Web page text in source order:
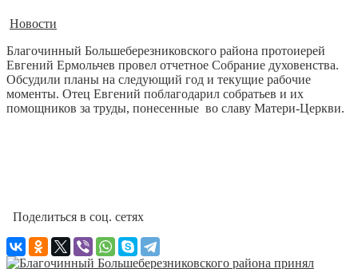
Новости
Благочинный Большеберезниковского района протоиерей
Евгений Ермольчев провел отчетное Собрание духовенства.
Обсудили планы на следующий год и текущие рабочие
моменты. Отец Евгений поблагодарил собратьев и их
помощников за труды, понесенные во славу Матери-Церкви.
Поделиться в соц. сетях